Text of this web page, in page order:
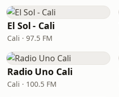
El Sol - Cali
Cali · 97.5 FM
Radio Uno Cali
Cali · 100.5 FM